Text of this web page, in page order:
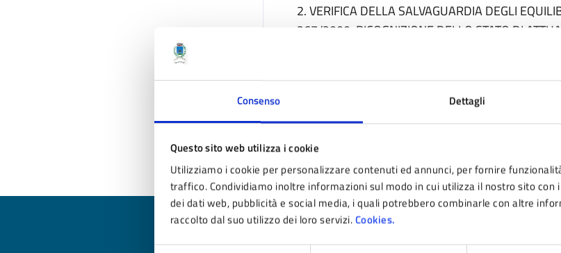
Consenso Dettagli
Questo sito web utilizza i cookie
Utilizziamo i cookie per personalizzare contenuti ed annunci, per fornire
traffico. Condividiamo inoltre informazioni sul modo in cui utilizza il nostro sito con
dei dati web, pubblicità e social media, i quali potrebbero combinarle con altre
raccolto dal suo utilizzo dei loro servizi.Cookies.
2. VERIFICA DELLA SALVAGUARDIA DEGLI
267/2000. RICOGNIZIONE DELLO STATO DI
VARIAZIONE DI ASSESTAMENTO GENERALE
RICONOSCIMENTO DI UN DEBITO FUORI
3. PRESENTAZIONE DOCUMENTO UNICO DI